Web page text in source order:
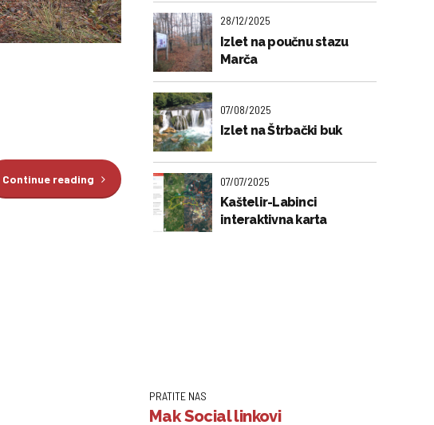
Continue reading
28/12/2025
Izlet na poučnu stazu
Marča
07/08/2025
Izlet na Štrbački buk
07/07/2025
Kaštelir-Labinci
interaktivna karta
PRATITE NAS
Mak Social linkovi